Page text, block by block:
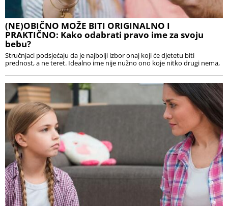
(NE)OBIČNO MOŽE BITI ORIGINALNO I
PRAKTIČNO: Kako odabrati pravo ime za svoju
bebu?
Stručnjaci podsjećaju da je najbolji izbor onaj koji će djetetu biti
prednost, a ne teret. Idealno ime nije nužno ono koje nitko drugi nema,